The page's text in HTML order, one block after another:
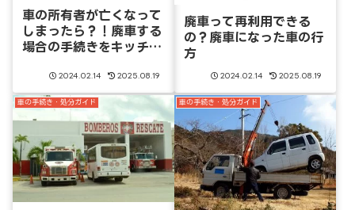
車の所有者が亡くなって
しまったら？！廃車する
場合の手続きをキッチリ
2024.02.14 2025.08.19
廃車って再利用できる
の？廃車になった車の行
方
2024.02.14 2025.08.19
車の手続き・処分ガイド 車の手続き・処分ガイド